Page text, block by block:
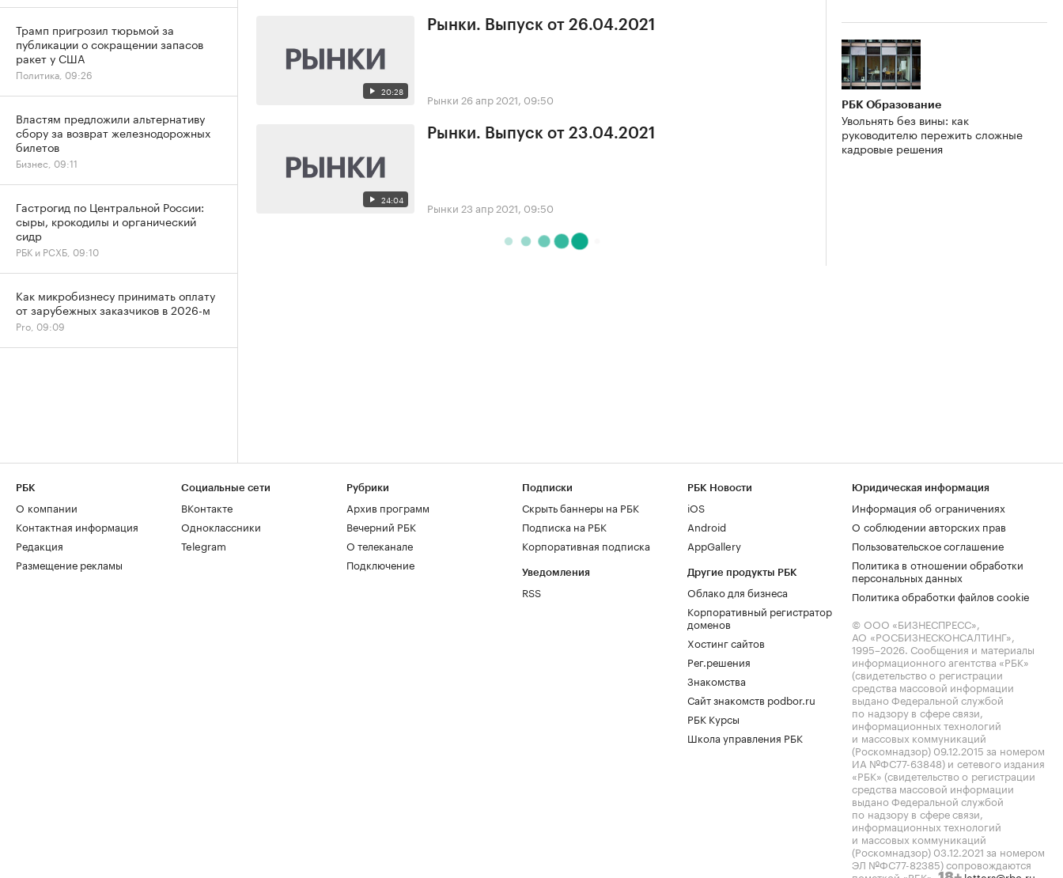
20:28
Рынки. Выпуск от 26.04.2021
Рынки 26 апр 2021, 09:50
24:04
Рынки. Выпуск от 23.04.2021
Рынки 23 апр 2021, 09:50
РБК Образование
Увольнять без вины: как
руководителю пережить сложные
кадровые решения
Трамп пригрозил тюрьмой за
публикации о сокращении запасов
ракет у США
Политика, 09:26
Властям предложили альтернативу
сбору за возврат железнодорожных
билетов
Бизнес, 09:11
Гастрогид по Центральной России:
сыры, крокодилы и органический
сидр
РБК и РСХБ, 09:10
Как микробизнесу принимать оплату
от зарубежных заказчиков в 2026-м
Pro, 09:09
РБК
О компании
Контактная информация
Редакция
Размещение рекламы
Социальные сети
ВКонтакте
Одноклассники
Telegram
Рубрики
Архив программ
Вечерний РБК
О телеканале
Подключение
Подписки
Скрыть баннеры на РБК
Подписка на РБК
Корпоративная подписка
Уведомления
RSS
РБК Новости
iOS
Android
AppGallery
Другие продукты РБК
Облако для бизнеса
Корпоративный регистратор
доменов
Хостинг сайтов
Рег.решения
Знакомства
Сайт знакомств podbor.ru
РБК Курсы
Школа управления РБК
Юридическая информация
Информация об ограничениях
О соблюдении авторских прав
Пользовательское соглашение
Политика в отношении обработки
персональных данных
Политика обработки файлов cookie
© ООО «БИЗНЕСПРЕСС»,
АО «РОСБИЗНЕСКОНСАЛТИНГ»,
1995–2026. Сообщения и материалы
информационного агентства «РБК»
(свидетельство о регистрации
средства массовой информации
выдано Федеральной службой
по надзору в сфере связи,
информационных технологий
и массовых коммуникаций
(Роскомнадзор) 09.12.2015 за номером
ИА №ФС77-63848) и сетевого издания
«РБК» (свидетельство о регистрации
средства массовой информации
выдано Федеральной службой
по надзору в сфере связи,
информационных технологий
и массовых коммуникаций
(Роскомнадзор) 03.12.2021 за номером
ЭЛ №ФС77-82385) сопровождаются